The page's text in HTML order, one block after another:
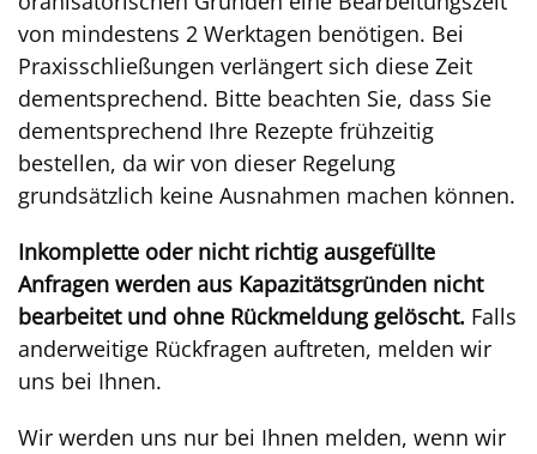
von mindestens 2 Werktagen benötigen. Bei
Praxisschließungen verlängert sich diese Zeit
dementsprechend. Bitte beachten Sie, dass Sie
dementsprechend Ihre Rezepte frühzeitig
bestellen, da wir von dieser Regelung
grundsätzlich keine Ausnahmen machen können.
Inkomplette oder nicht richtig ausgefüllte
Anfragen werden aus Kapazitätsgründen nicht
bearbeitet und ohne Rückmeldung gelöscht. Falls
anderweitige Rückfragen auftreten, melden wir
uns bei Ihnen.
Wir werden uns nur bei Ihnen melden, wenn wir